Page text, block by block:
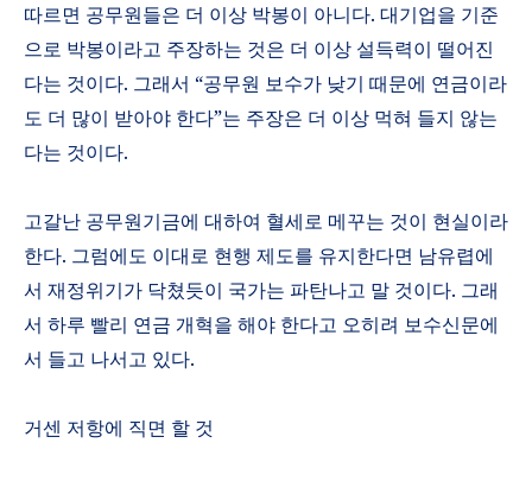
따르면 공무원들은 더 이상 박봉이 아니다. 대기업을 기준
으로 박봉이라고 주장하는 것은 더 이상 설득력이 떨어진
다는 것이다. 그래서 “공무원 보수가 낮기 때문에 연금이라
도 더 많이 받아야 한다”는 주장은 더 이상 먹혀 들지 않는
다는 것이다.
고갈난 공무원기금에 대하여 혈세로 메꾸는 것이 현실이라
한다. 그럼에도 이대로 현행 제도를 유지한다면 남유렵에
서 재정위기가 닥쳤듯이 국가는 파탄나고 말 것이다. 그래
서 하루 빨리 연금 개혁을 해야 한다고 오히려 보수신문에
서 들고 나서고 있다.
거센 저항에 직면 할 것